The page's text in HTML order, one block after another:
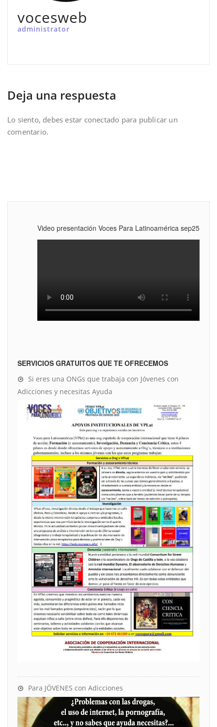
vocesweb
administrator
Deja una respuesta
Lo siento, debes estar conectado para publicar un
comentario.
Video presentación Voces Para Latinoamérica sep25
SERVICIOS GRATUITOS QUE TE OFRECEMOS
Si eres una ONGs que trabaja con Jóvenes con
Adicciones y necesitas Ayuda
Para JÖVENES con Adicciones